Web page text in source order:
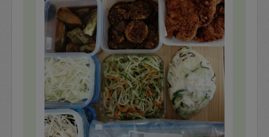
鶏手羽さっぱり煮
肉じゃが
もやしの中華サラダ
スープ
キャベツの浅漬けを
頂きました。
さっぱり煮は子供達がよく食べました。軟骨まで食べら
れるくらいよく煮てあって、柔らかく味が染みていて美
味しかったです。
帰りが遅くなり、また暑くなってきたので、中華サラダ
と浅漬けがさっぱりと嬉しかったです。
逆に子供達は生野菜をあまり食べないので、スープもあ